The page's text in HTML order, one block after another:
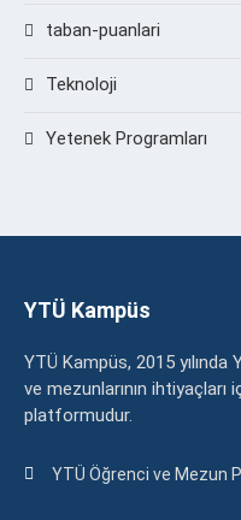
taban-puanlari
Teknoloji
Yetenek Programları
YTÜ Kampüs
YTÜ Kampüs, 2015 yılında
ve mezunlarının
platformudur.
YTÜ Öğrenci ve Mezun